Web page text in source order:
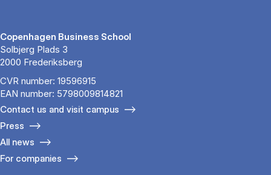
Copenhagen Business School
Solbjerg Plads 3
2000 Frederiksberg
CVR number: 19596915
EAN number: 5798009814821
Contact us and visit campus
Press
All news
For companies